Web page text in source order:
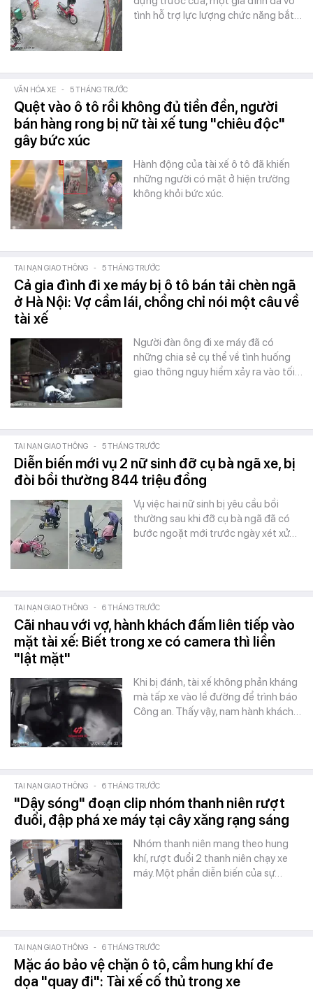
tình hỗ trợ lực lượng chức năng bắt…
VĂN HÓA XE - 5 THÁNG TRƯỚC
Quệt vào ô tô rồi không đủ tiền đền, người
bán hàng rong bị nữ tài xế tung "chiêu độc"
gây bức xúc
Hành động của tài xế ô tô đã khiến
những người có mặt ở hiện trường
không khỏi bức xúc.
TAI NẠN GIAO THÔNG - 5 THÁNG TRƯỚC
Cả gia đình đi xe máy bị ô tô bán tải chèn ngã
ở Hà Nội: Vợ cầm lái, chồng chỉ nói một câu về
tài xế
Người đàn ông đi xe máy đã có
những chia sẻ cụ thể về tình huống
giao thông nguy hiểm xảy ra vào tối…
TAI NẠN GIAO THÔNG - 5 THÁNG TRƯỚC
Diễn biến mới vụ 2 nữ sinh đỡ cụ bà ngã xe, bị
đòi bồi thường 844 triệu đồng
Vụ việc hai nữ sinh bị yêu cầu bồi
thường sau khi đỡ cụ bà ngã đã có
bước ngoặt mới trước ngày xét xử…
TAI NẠN GIAO THÔNG - 6 THÁNG TRƯỚC
Cãi nhau với vợ, hành khách đấm liên tiếp vào
mặt tài xế: Biết trong xe có camera thì liền
"lật mặt"
Khi bị đánh, tài xế không phản kháng
mà tấp xe vào lề đường để trình báo
Công an. Thấy vậy, nam hành khách…
TAI NẠN GIAO THÔNG - 6 THÁNG TRƯỚC
"Dậy sóng" đoạn clip nhóm thanh niên rượt
đuổi, đập phá xe máy tại cây xăng rạng sáng
Nhóm thanh niên mang theo hung
khí, rượt đuổi 2 thanh niên chạy xe
máy. Một phần diễn biến của sự…
TAI NẠN GIAO THÔNG - 6 THÁNG TRƯỚC
Mặc áo bảo vệ chặn ô tô, cầm hung khí đe
dọa "quay đi": Tài xế cố thủ trong xe